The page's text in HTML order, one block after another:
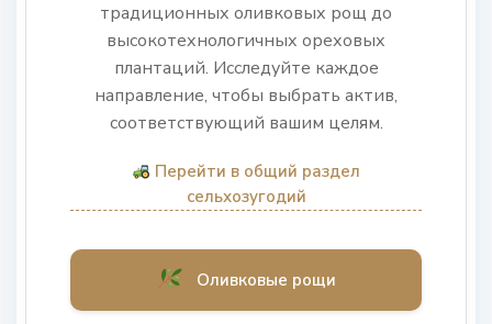
традиционных оливковых рощ до
высокотехнологичных ореховых
плантаций. Исследуйте каждое
направление, чтобы выбрать актив,
соответствующий вашим целям.
Перейти в общий раздел
сельхозугодий
Оливковые рощи